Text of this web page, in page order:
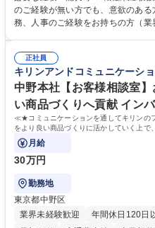
採用や教育等の業務内容により、
出張もございます。 ※担当業務を持
総務人事＜未経験歓迎＞◇三菱電
のご経験が無い方でも、意欲のあ
務、人事のご経験をお持ちの方（業界不問） ■求める人物
ミュニケーション能力を持ってい
正社員
キリンアンドコミュニケーシ
中野本社【お客様相談室
い商品づくりへ貢献 イン
≪★コミュニケーションを通してキリン
をより良い商品づくりに活かしていく上で
月給
30万円
勤務地
東京都中野区
業界未経験歓迎
年間休日120日